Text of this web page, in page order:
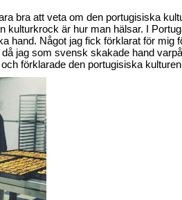
bra att veta om den portugisiska
kulturkrock är hur man hälsar. I
hand. Något jag fick förklarat för mig
jag som svensk skakade hand
förklarade den portugisiska